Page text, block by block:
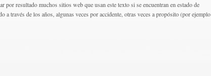
por resultado muchos sitios web que usan este texto si se encuentran en estado de
a través de los años, algunas veces por accidente, otras veces a propósito (por ejemplo